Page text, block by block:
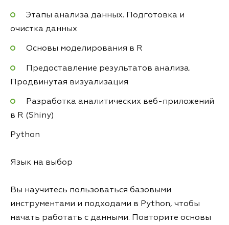
Этапы анализа данных. Подготовка и
очистка данных
Основы моделирования в R
Предоставление результатов анализа.
Продвинутая визуализация
Разработка аналитических веб-приложений
в R (Shiny)
Python
Язык на выбор
Вы научитесь пользоваться базовыми
инструментами и подходами в Python, чтобы
начать работать с данными. Повторите основы